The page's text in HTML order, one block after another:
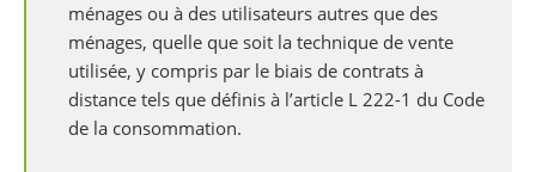
ménages ou à des utilisateurs autres que des
ménages, quelle que soit la technique de vente
utilisée, y compris par le biais de contrats à
distance tels que définis à l’article L 222-1 du Code
de la consommation.